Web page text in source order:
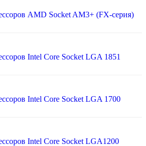
AMD Socket AM3+ (FX-серия)
Intel Core Socket LGA 1851
Intel Core Socket LGA 1700
Intel Core Socket LGA1200